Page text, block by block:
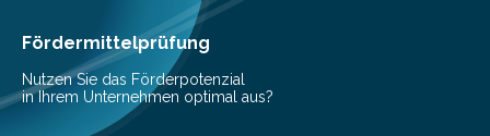
haben nun gezeigt, dass viele…
Fördermittelprüfung
Nutzen Sie das Förderpotenzial
in Ihrem Unternehmen optimal aus?